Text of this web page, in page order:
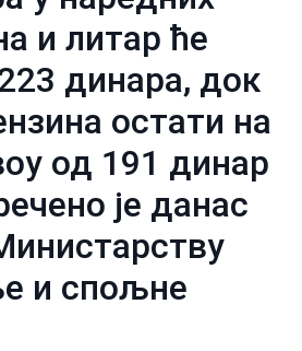
и литар ће
динара, док
остати на
од 191 динар
је данас
и спољне